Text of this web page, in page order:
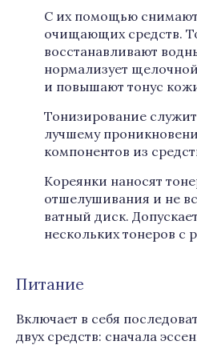
С их помощью
очищающих средств.
восстанавливают
нормализует
и повышают тонус
Тонизирование
лучшему
компонентов из
Кореянки наносят
отшелушивания и не
ватный диск.
нескольких тонеров с
Питание
Включает в себя
двух средств: сначала